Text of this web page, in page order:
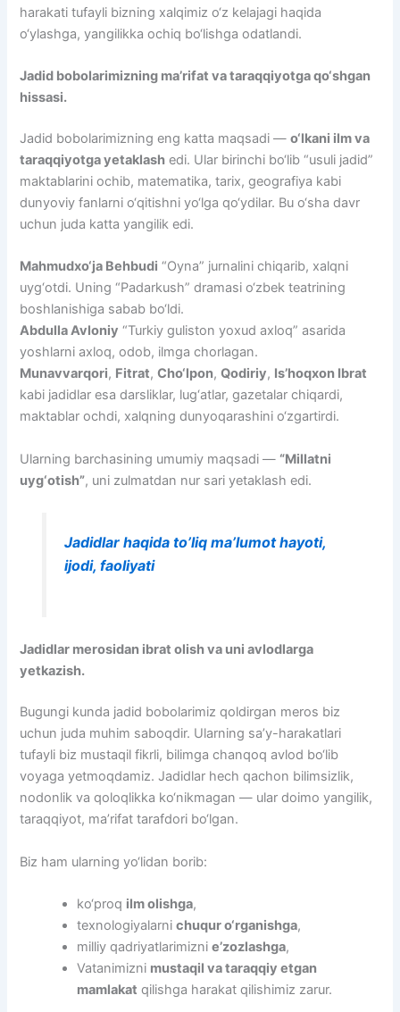
harakati tufayli bizning xalqimiz o‘z kelajagi haqida
o‘ylashga, yangilikka ochiq bo‘lishga odatlandi.
Jadid bobolarimizning ma’rifat va taraqqiyotga qo‘shgan
hissasi.
Jadid bobolarimizning eng katta maqsadi —o‘lkani ilm va
taraqqiyotga yetaklash edi. Ular birinchi bo‘lib “usuli jadid”
maktablarini ochib, matematika, tarix, geografiya kabi
dunyoviy fanlarni o‘qitishni yo‘lga qo‘ydilar. Bu o‘sha davr
uchun juda katta yangilik edi.
Mahmudxo‘ja Behbudi “Oyna” jurnalini chiqarib, xalqni
uyg‘otdi. Uning “Padarkush” dramasi o‘zbek teatrining
boshlanishiga sabab bo‘ldi.
Abdulla Avloniy “Turkiy guliston yoxud axloq” asarida
yoshlarni axloq, odob, ilmga chorlagan.
Munavvarqori, Fitrat,Cho‘lpon,Qodiriy, Is’hoqxon Ibrat
kabi jadidlar esa darsliklar, lug‘atlar, gazetalar chiqardi,
maktablar ochdi, xalqning dunyoqarashini o‘zgartirdi.
Ularning barchasining umumiy maqsadi — “Millatni
uyg‘otish”, uni zulmatdan nur sari yetaklash edi.
Jadidlar haqida to’liq ma’lumot hayoti,
ijodi, faoliyati
Jadidlar merosidan ibrat olish va uni avlodlarga
yetkazish.
Bugungi kunda jadid bobolarimiz qoldirgan meros biz
uchun juda muhim saboqdir. Ularning sa’y-harakatlari
tufayli biz mustaqil fikrli, bilimga chanqoq avlod bo‘lib
voyaga yetmoqdamiz. Jadidlar hech qachon bilimsizlik,
nodonlik va qoloqlikka ko‘nikmagan — ular doimo yangilik,
taraqqiyot, ma’rifat tarafdori bo‘lgan.
Biz ham ularning yo‘lidan borib:
ko‘proq ilm olishga,
texnologiyalarnichuqur o‘rganishga,
milliy qadriyatlarimiznie’zozlashga,
Vatanimizni mustaqil va taraqqiy etgan
mamlakat qilishga harakat qilishimiz zarur.